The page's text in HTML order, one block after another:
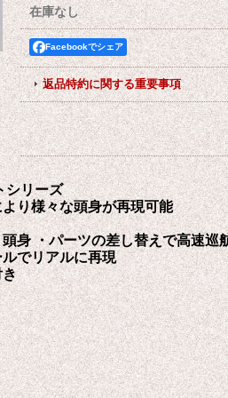
在庫なし
Facebookでシェア
返品特約に関する重要事項
シリーズ
り様々な頭身が再現可能
身・パーツの差し替えで高速巡
でリアルに再現